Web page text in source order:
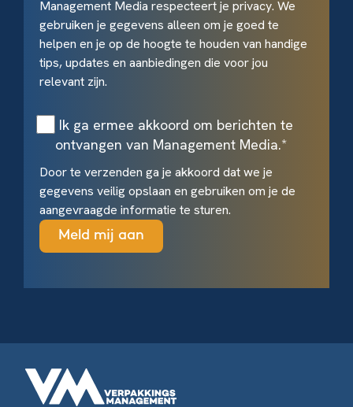
Management Media respecteert je privacy. We
gebruiken je gegevens alleen om je goed te
helpen en je op de hoogte te houden van handige
tips, updates en aanbiedingen die voor jou
relevant zijn.
Ik ga ermee akkoord om berichten te
ontvangen van Management Media.*
Door te verzenden ga je akkoord dat we je
gegevens veilig opslaan en gebruiken om je de
aangevraagde informatie te sturen.